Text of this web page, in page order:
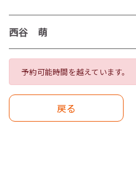
西谷 萌
予約可能時間を越えています。
戻る